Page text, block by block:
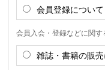
会員登録について
会員入会・登録などに関す
雑誌・書籍の販